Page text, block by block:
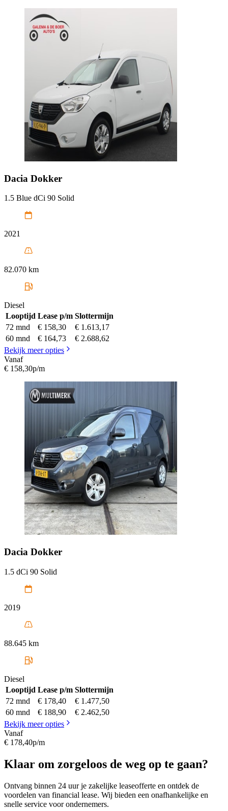
Dacia Dokker
1.5 Blue dCi 90 Solid
2021
82.070 km
Diesel
Looptijd Lease p/m Slottermijn
72 mnd
€ 158,30
€ 1.613,17
60 mnd
€ 164,73
€ 2.688,62
Bekijk meer opties
Vanaf
€ 158,30p/m
Dacia Dokker
1.5 dCi 90 Solid
2019
88.645 km
Diesel
Looptijd Lease p/m Slottermijn
72 mnd
€ 178,40
€ 1.477,50
60 mnd
€ 188,90
€ 2.462,50
Bekijk meer opties
Vanaf
€ 178,40p/m
Klaar om zorgeloos de weg op te gaan?
Ontvang binnen 24 uur je zakelijke leaseofferte en ontdek de
voordelen van financial lease. Wij bieden een onafhankelijke en
snelle service voor ondernemers.